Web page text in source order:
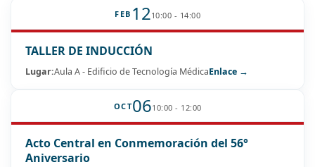
FEB 1210:00 - 14:00
TALLER DE INDUCCIÓN
Lugar:Aula A - Edificio de Tecnología MédicaEnlace →
OCT0610:00 - 12:00
Acto Central en Conmemoración del 56°
Aniversario